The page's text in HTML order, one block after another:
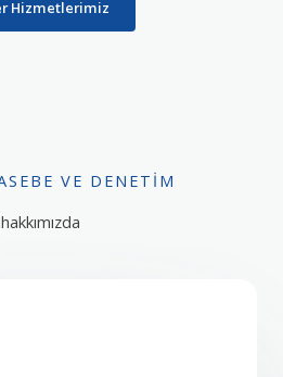
Hizmetlerimiz
VE DENETIM
hakkımızda